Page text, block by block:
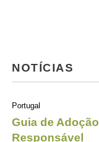
NOTÍCIAS
Portugal
Guia de Adoção
Responsável